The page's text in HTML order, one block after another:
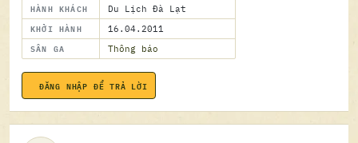
HÀNH KHÁCH Du Lịch Đà Lạt
KHỞI HÀNH 16.04.2011
SÂN GA Thông báo
ĐĂNG NHẬP ĐỂ TRẢ LỜI